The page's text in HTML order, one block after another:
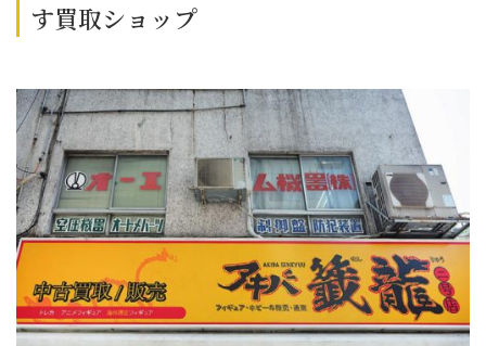
す買取ショップ